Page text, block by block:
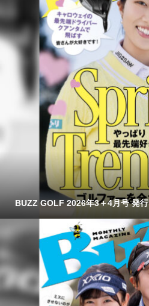
BUZZ GOLF 2026年3＋4月号 発行